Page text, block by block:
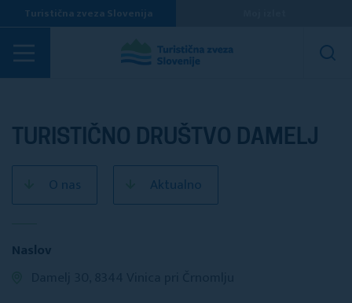
Turistična zveza Slovenija
Turistična društva
TURISTIČNO DRUŠTVO DAMELJ
O nas Aktualno
Naslov